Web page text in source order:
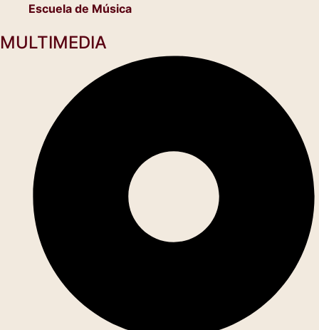
Escuela de Música
MULTIMEDIA